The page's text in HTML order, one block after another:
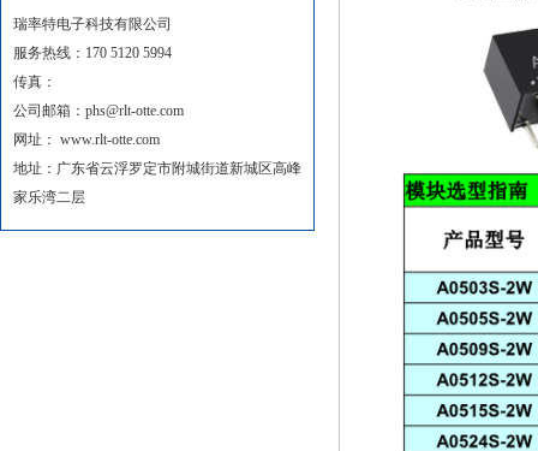
瑞率特电子科技有限公司
服务热线：170 5120 5994
传真：
公司邮箱：phs@rlt-otte.com
网址： www.rlt-otte.com
地址：广东省云浮罗定市附城街道新城区高峰
家乐湾二层